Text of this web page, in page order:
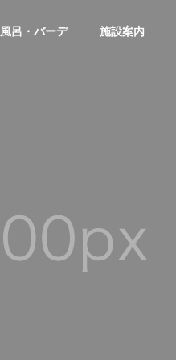
風呂・バーデ 施設案内